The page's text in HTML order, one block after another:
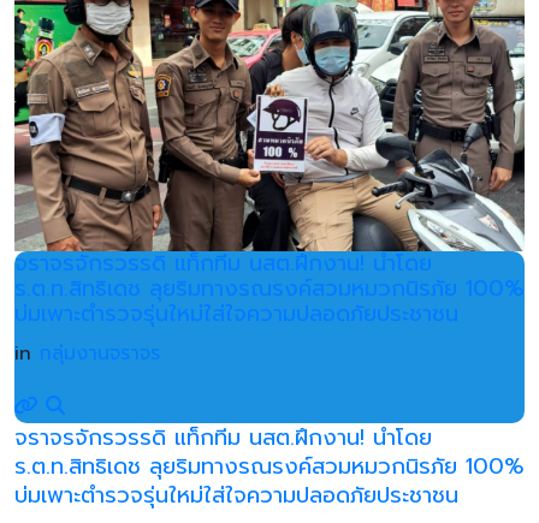
จราจรจักรวรรดิ แท็กทีม นสต.ฝึกงาน! นำโดย
ร.ต.ท.สิทธิเดช ลุยริมทางรณรงค์สวมหมวกนิรภัย 100%
บ่มเพาะตำรวจรุ่นใหม่ใส่ใจความปลอดภัยประชาชน
in กลุ่มงานจราจร
จราจรจักรวรรดิ แท็กทีม นสต.ฝึกงาน! นำโดย
ร.ต.ท.สิทธิเดช ลุยริมทางรณรงค์สวมหมวกนิรภัย 100%
บ่มเพาะตำรวจรุ่นใหม่ใส่ใจความปลอดภัยประชาชน